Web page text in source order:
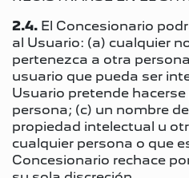
2.4. El Concesionario
al Usuario: (a) cualquier
pertenezca a otra
usuario que pueda ser
Usuario pretende
persona; (c) un nombre
propiedad intelectual u
cualquier persona o que
Concesionario rechace